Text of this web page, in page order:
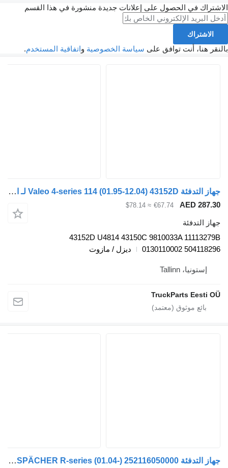
الحصول على إعلانات جديدة منشورة في هذا القسم
أنت توافق علىسياسة الخصوصيةواتفاقية المستخدم .
جهاز التدفئة Valeo 4-series 114 (01.95-12.04) 43152D لـ السيارات القاطرة Scania 4-series (1995-2006)
€67.74
≈ $78.14
43152D U4814 43150C 9810033A
0130110002
ديزل / مازوت
TruckParts
جهاز التدفئة AIRTRONIC,EBERSPÄCHER R-series (01.04-) 252116050000 لـ السيارات القاطرة Scania P,G,R,T-series (2004-2017)